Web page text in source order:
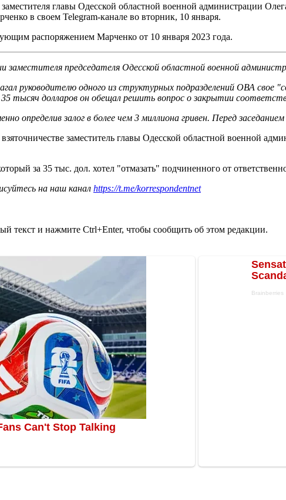
главы Одесской областной военной администрации
в своем Telegram-канале во вторник, 10 января.
распоряжением Марченко от 10 января 2023 года.
заместителя председателя Одесской областной военной
руководителю одного из структурных подразделений ОВА свое
тысяч долларов он обещал решить вопрос о закрытии
определив залог в более чем 3 миллиона гривен. Перед
заместитель главы Одесской областной военной
за 35 тыс. дол. хотел "отмазать" подчиненного от
на наш канал https://t.me/korrespondentnet
текст и нажмите Ctrl+Enter, чтобы сообщить об этом редакции.